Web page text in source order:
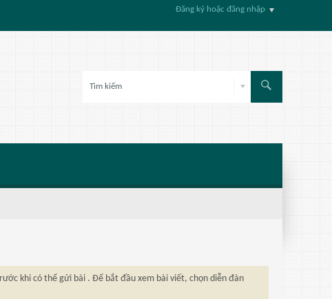
Đăng ký hoặc đăng nhập
khi có thể gửi bài . Để bắt đầu xem bài viết, chọn diễn đàn